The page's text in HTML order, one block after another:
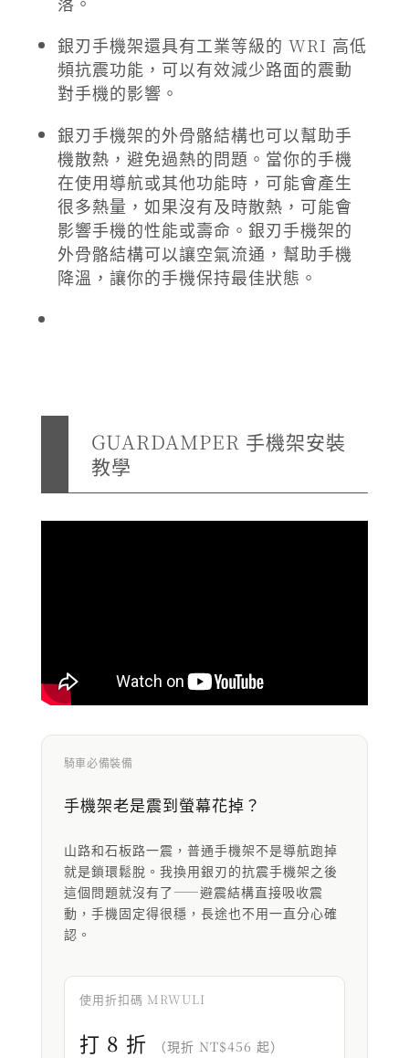
銀刃手機架還具有工業等級的 WRI 高低
頻抗震功能，可以有效減少路面的震動
對手機的影響。
銀刃手機架的外骨骼結構也可以幫助手
機散熱，避免過熱的問題。當你的手機
在使用導航或其他功能時，可能會產生
很多熱量，如果沒有及時散熱，可能會
影響手機的性能或壽命。銀刃手機架的
外骨骼結構可以讓空氣流通，幫助手機
降溫，讓你的手機保持最佳狀態。
GUARDAMPER 手機架安裝
教學
騎車必備裝備
手機架老是震到螢幕花掉？
山路和石板路一震，普通手機架不是導航跑掉
就是鎖環鬆脫。我換用銀刃的抗震手機架之後
這個問題就沒有了——避震結構直接吸收震
動，手機固定得很穩，長途也不用一直分心確
認。
使用折扣碼 MRWULI
打 8 折 （現折 NT$456 起）